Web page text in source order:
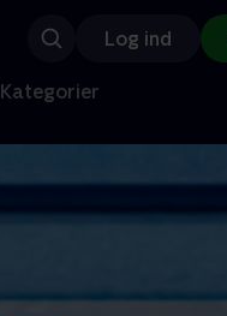
Log ind
Kategorier